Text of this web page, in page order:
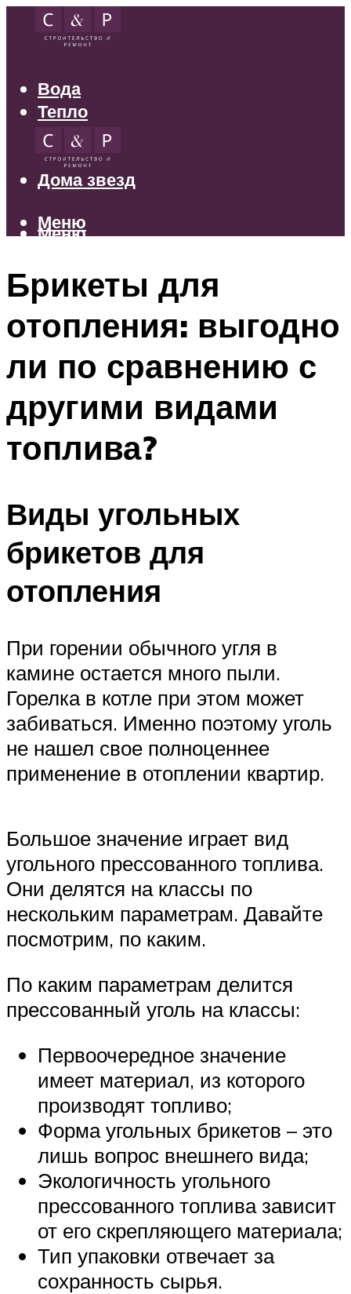
Вода
Тепло
Электрика
Свет
Дома звезд
Меню
Меню
Брикеты для
отопления: выгодно
ли по сравнению с
другими видами
топлива?
Виды угольных
брикетов для
отопления
При горении обычного угля в
камине остается много пыли.
Горелка в котле при этом может
забиваться. Именно поэтому уголь
не нашел свое полноценнее
применение в отоплении квартир.
Большое значение играет вид
угольного прессованного топлива.
Они делятся на классы по
нескольким параметрам. Давайте
посмотрим, по каким.
По каким параметрам делится
прессованный уголь на классы:
Первоочередное значение
имеет материал, из которого
производят топливо;
Форма угольных брикетов – это
лишь вопрос внешнего вида;
Экологичность угольного
прессованного топлива зависит
от его скрепляющего материала;
Тип упаковки отвечает за
сохранность сырья.